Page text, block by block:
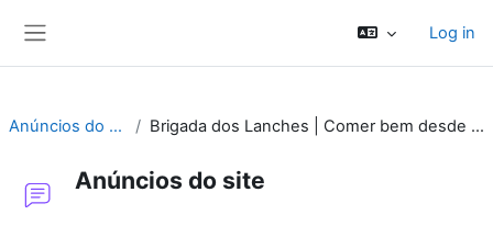
Log in
Anúncios do site Brigada dos Lanches | Comer bem desde cedo!
Anúncios do site